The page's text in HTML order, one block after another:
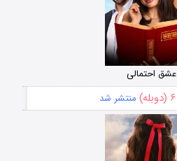
عشق احتمالی
۶ (دوبله) منتشر شد